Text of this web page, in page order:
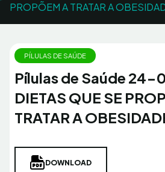
PROPÕEM A TRATAR A
PÍLULAS DE SAÚDE
Pílulas de Saúde
DIETAS QUE SE
TRATAR A
DOWNLOAD